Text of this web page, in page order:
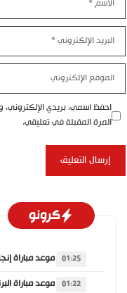
الإلكتروني
الإلكتروني
احفظ اسمي، بريدي
المرة المقبلة في تعليقي.
كرونو
01:25
01:22